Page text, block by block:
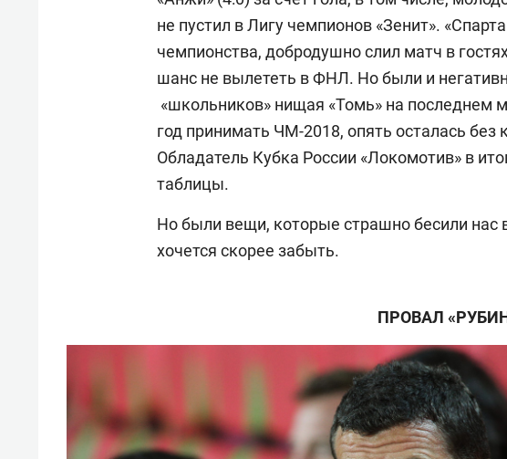
не пустил в Лигу чемпионов «Зенит».
чемпионства, добродушно слил матч в
шанс не вылететь в ФНЛ. Но были и
«школьников» нищая «Томь» на последнем
год принимать ЧМ-2018, опять осталась без
Обладатель Кубка России «Локомотив» в
таблицы.
Но были вещи, которые страшно бесили нас
хочется скорее забыть.
ПРОВАЛ